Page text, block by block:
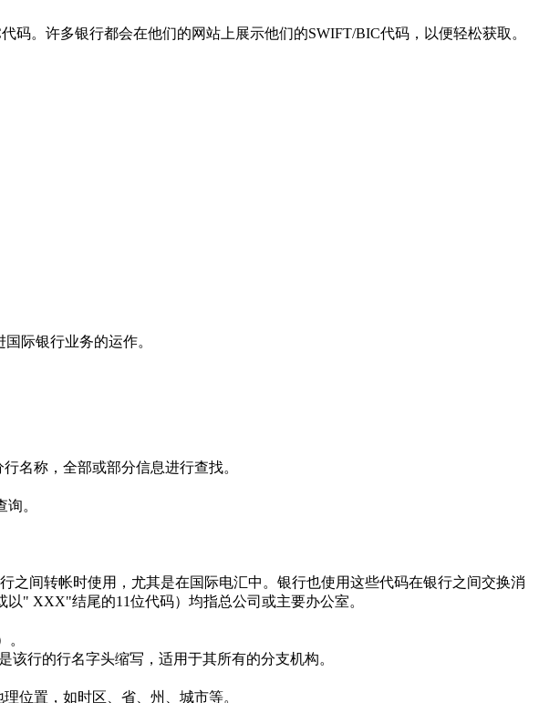
。许多银行都会在他们的网站上展示他们的SWIFT/BIC代码，以便轻松获取。
际银行业务的运作。
名称，全部或部分信息进行查找。
。
之间转帐时使用，尤其是在国际电汇中。银行也使用这些代码在银行之间交换消
" XXX"结尾的11位代码）均指总公司或主要办公室。
。
行的行名字头缩写，适用于其所有的分支机构。
位置，如时区、省、州、城市等。